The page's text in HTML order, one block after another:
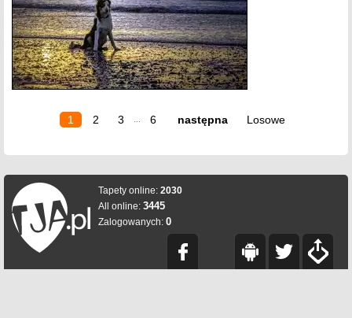
1 2 3 6 następna Losowe
Tapety online: 2030
All online: 3445
Zalogowanych: 0